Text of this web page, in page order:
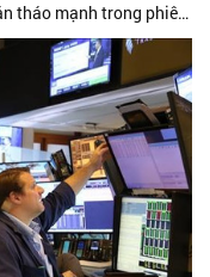
tháo mạnh trong phiên
vọng lãi suất và tăng
trước làn sóng đầu
đầu tư trở nên thận